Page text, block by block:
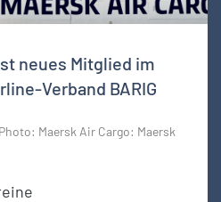
neues Mitglied im
Verband BARIG
Maersk Air Cargo: Maersk